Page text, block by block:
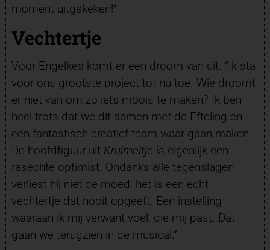
moment uitgekeken!”
Vechtertje
Voor Engelkes komt er een droom van uit. “Ik sta
voor ons grootste project tot nu toe. Wie droomt
er niet van om zo iets moois te maken? Ik ben
heel trots dat we dit samen met de Efteling en
een fantastisch creatief team waar gaan maken.
De hoofdfiguur uit Kruimeltje is eigenlijk een
rasechte optimist. Ondanks alle tegenslagen
verliest hij niet de moed; het is een echt
vechtertje dat nooit opgeeft. Een instelling
waaraan ik mij verwant voel, die mij past. Dat
gaan we terugzien in de musical.”